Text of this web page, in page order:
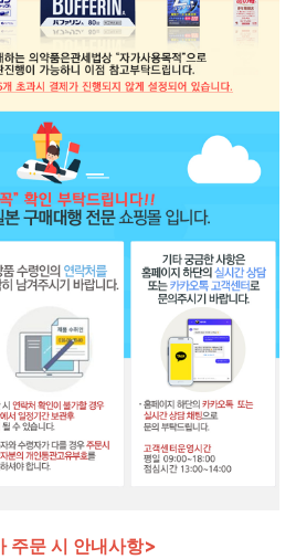
주문 시 안내사항>